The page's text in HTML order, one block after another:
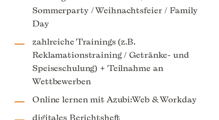
Sommerparty / Weihnachtsfeier / Family
Day
zahlreiche Trainings (z.B.
Reklamationstraining / Getränke- und
Speiseschulung) + Teilnahme an
Wettbewerben
Online lernen mit Azubi:Web & Workday
digitales Berichtsheft